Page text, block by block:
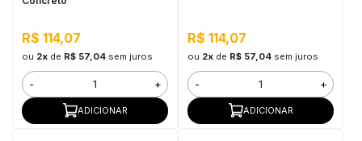
R$ 114,07
ou 2xde R$ 57,04 sem juros
- +
ADICIONAR
R$ 114,07
ou 2xde R$ 57,04 sem juros
- +
ADICIONAR